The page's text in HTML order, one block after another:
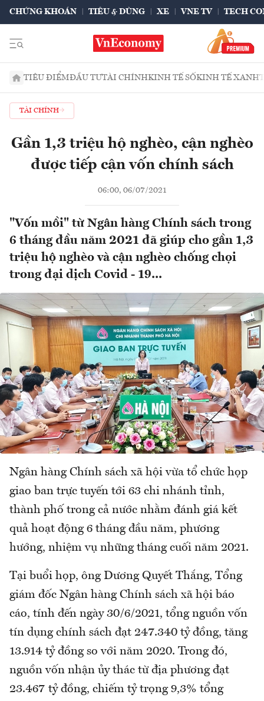
CHỨNG KHOÁN TIÊU & DÙNG XE VNE TV TECH
TIÊU ĐIỂMĐẦU TƯTÀI CHÍNHKINH TẾ SỐKINH TẾ XANH
TÀI CHÍNH
Gần 1,3 triệu hộ nghèo, cận nghèo
được tiếp cận vốn chính sách
06:00, 06/07/2021
"Vốn mồi" từ Ngân hàng Chính sách trong
6 tháng đầu năm 2021 đã giúp cho gần 1,3
triệu hộ nghèo và cận nghèo chống chọi
trong đại dịch Covid - 19...
Ngân hàng Chính sách xã hội vừa tổ chức họp
giao ban trực tuyến tới 63 chi nhánh tỉnh,
thành phố trong cả nước nhằm đánh giá kết
quả hoạt động 6 tháng đầu năm, phương
hướng, nhiệm vụ những tháng cuối năm 2021.
Tại buổi họp, ông Dương Quyết Thắng, Tổng
giám đốc Ngân hàng Chính sách xã hội báo
cáo, tính đến ngày 30/6/2021, tổng nguồn vốn
tín dụng chính sách đạt 247.340 tỷ đồng, tăng
13.914 tỷ đồng so với năm 2020. Trong đó,
nguồn vốn nhận ủy thác từ địa phương đạt
23.467 tỷ đồng, chiếm tỷ trọng 9,3% tổng